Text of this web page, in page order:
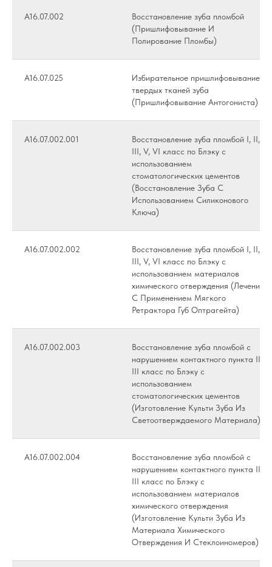
А16.07.002
Восстановление зуба пломбой
(Пришлифовывание И
Полирование Пломбы)
А16.07.025
Избирательное пришлифовывание
твердых тканей зуба
(Пришлифовывание Антогониста)
А16.07.002.001
Восстановление зуба пломбой I, II,
III, V, VI класс по Блэку с
использованием
стоматологических цементов
(Восстановление Зуба С
Использованием Силиконового
Ключа)
А16.07.002.002
Восстановление зуба пломбой I, II,
III, V, VI класс по Блэку с
использованием материалов
химического отверждения (Лечение
С Применением Мягкого
Ретрактора Губ Оптрагейта)
А16.07.002.003
Восстановление зуба пломбой с
нарушением контактного пункта II,
III класс по Блэку с
использованием
стоматологических цементов
(Изготовление Культи Зуба Из
Светоотверждаемого Материала)
А16.07.002.004
Восстановление зуба пломбой с
нарушением контактного пункта II,
III класс по Блэку с
использованием материалов
химического отверждения
(Изготовление Культи Зуба Из
Материала Химического
Отверждения И Стеклоиномеров)